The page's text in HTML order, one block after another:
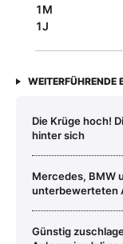
1M
1J
WEITERFÜHRENDE
Die Krüge hoch!
hinter sich
Mercedes, BMW
unterbewerteten
Günstig